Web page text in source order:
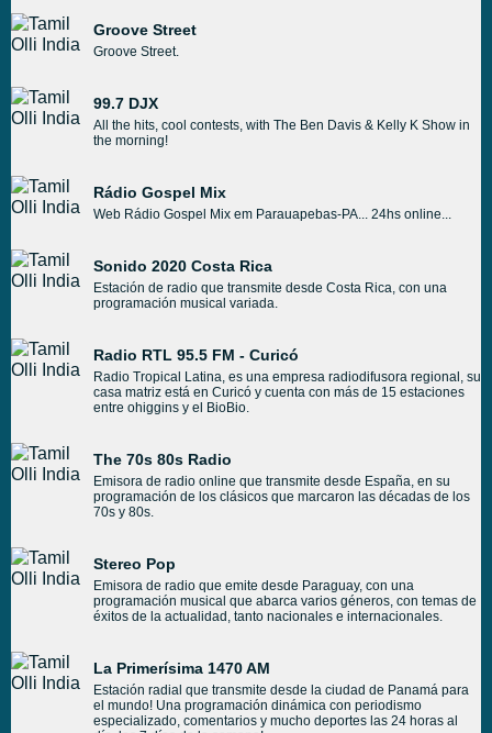
Groove Street
Groove Street.
99.7 DJX
All the hits, cool contests, with The Ben Davis & Kelly K Show in
the morning!
Rádio Gospel Mix
Web Rádio Gospel Mix em Parauapebas-PA... 24hs online...
Sonido 2020 Costa Rica
Estación de radio que transmite desde Costa Rica, con una
programación musical variada.
Radio RTL 95.5 FM - Curicó
Radio Tropical Latina, es una empresa radiodifusora regional, su
casa matriz está en Curicó y cuenta con más de 15 estaciones
entre ohiggins y el BioBio.
The 70s 80s Radio
Emisora de radio online que transmite desde España, en su
programación de los clásicos que marcaron las décadas de los
70s y 80s.
Stereo Pop
Emisora de radio que emite desde Paraguay, con una
programación musical que abarca varios géneros, con temas de
éxitos de la actualidad, tanto nacionales e internacionales.
La Primerísima 1470 AM
Estación radial que transmite desde la ciudad de Panamá para
el mundo! Una programación dinámica con periodismo
especializado, comentarios y mucho deportes las 24 horas al